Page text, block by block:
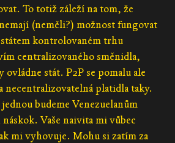
To totiž záleží na tom, že
(neměli?) možnost fungovat
kontrolovaném trhu
centralizovaného směnidla,
ovládne stát. P2P se pomalu ale
necentralizovatelná platidla taky.
budeme Venezuelanům
Vaše naivita mi vůbec
mi vyhovuje. Mohu si zatím za